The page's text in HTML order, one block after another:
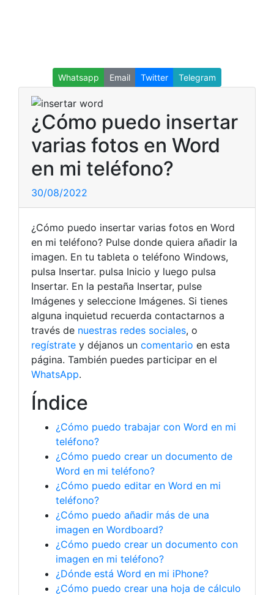
Whatsapp Email Twitter Telegram
¿Cómo puedo insertar
varias fotos en Word
en mi teléfono?
30/08/2022
¿Cómo puedo insertar varias fotos en Word
en mi teléfono? Pulse donde quiera añadir la
imagen. En tu tableta o teléfono Windows,
pulsa Insertar. pulsa Inicio y luego pulsa
Insertar. En la pestaña Insertar, pulse
Imágenes y seleccione Imágenes. Si tienes
alguna inquietud recuerda contactarnos a
través de nuestras redes sociales, o
regístrate y déjanos un comentario en esta
página. También puedes participar en el
WhatsApp.
Índice
¿Cómo puedo trabajar con Word en mi
teléfono?
¿Cómo puedo crear un documento de
Word en mi teléfono?
¿Cómo puedo editar en Word en mi
teléfono?
¿Cómo puedo añadir más de una
imagen en Wordboard?
¿Cómo puedo crear un documento con
imagen en mi teléfono?
¿Dónde está Word en mi iPhone?
¿Cómo puedo crear una hoja de cálculo